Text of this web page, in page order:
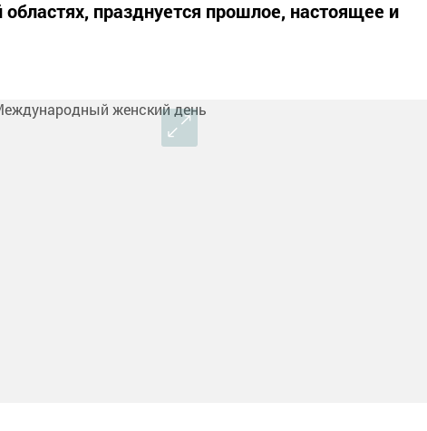
празднуется прошлое, настоящее и